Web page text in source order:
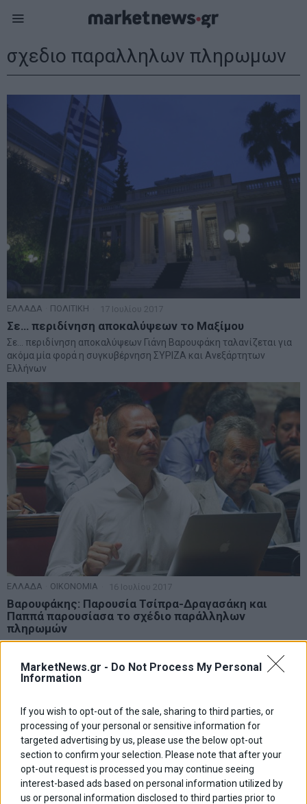
MarketNews.gr - Do Not Process My Personal
Information
If you wish to opt-out of the sale, sharing to third parties, or
processing of your personal or sensitive information for
targeted advertising by us, please use the below opt-out
section to confirm your selection. Please note that after your
opt-out request is processed you may continue seeing
interest-based ads based on personal information utilized by
us or personal information disclosed to third parties prior to
σχεδιο παραλληλων πληρωμων
ΕΛΛΑΔΑ ΠΟΛΙΤΙΚΗ 17 Ιουλίου 2017
Σε… περιδίνηση αποκαλύψεων το Μαξίμου
Σε… περιδίνηση αποκαλύψεων Γιάνη Βαρουφάκη ταλανίζεται για
ακόμα μία φορά η συγκυβέρνηση ΣΥΡΙΖΑ και Ανεξάρτητων
Ελλήνων
ΕΛΛΑΔΑ ΟΙΚΟΝΟΜΙΑ 16 Ιουλίου 2017
Βαρουφάκης: Παρουσία Τσίπρα-Δραγασάκη και
Παππά παρουσίασα το σχέδιο παράλληλων
πληρωμών
Με τις αποκαλύψεις να διαδέχονται η μια την άλλη για την
«σκοτεινή» περίοδο του 2015 ο πρώην ΥΠΟΙΚ ανοίγει τα χαρτιά
του, εξηγεί και αποκαλύπτει